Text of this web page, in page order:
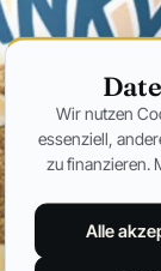
Wir nutzen
essenziell,
zu finanzieren.
Alle